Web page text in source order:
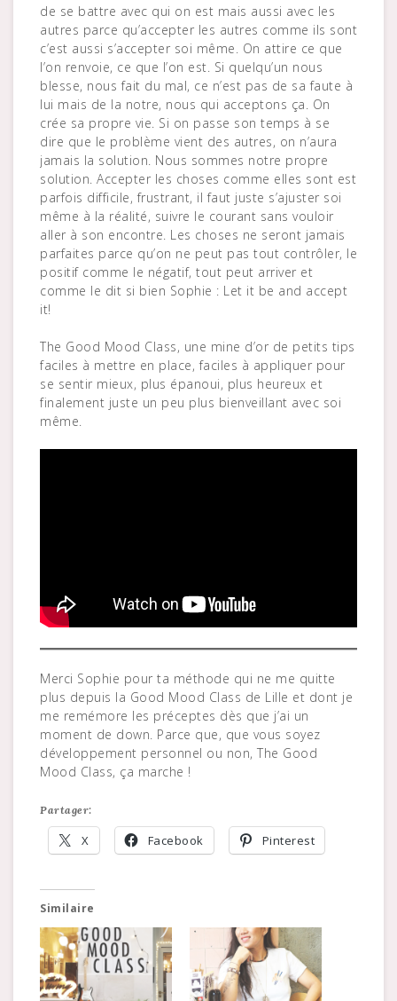
de se battre avec qui on est mais aussi avec les
autres parce qu’accepter les autres comme ils sont
c’est aussi s’accepter soi même. On attire ce que
l’on renvoie, ce que l’on est. Si quelqu’un nous
blesse, nous fait du mal, ce n’est pas de sa faute à
lui mais de la notre, nous qui acceptons ça. On
crée sa propre vie. Si on passe son temps à se
dire que le problème vient des autres, on n’aura
jamais la solution. Nous sommes notre propre
solution. Accepter les choses comme elles sont est
parfois difficile, frustrant, il faut juste s’ajuster soi
même à la réalité, suivre le courant sans vouloir
aller à son encontre. Les choses ne seront jamais
parfaites parce qu’on ne peut pas tout contrôler, le
positif comme le négatif, tout peut arriver et
comme le dit si bien Sophie : Let it be and accept
it!
The Good Mood Class, une mine d’or de petits tips
faciles à mettre en place, faciles à appliquer pour
se sentir mieux, plus épanoui, plus heureux et
finalement juste un peu plus bienveillant avec soi
même.
Merci Sophie pour ta méthode qui ne me quitte
plus depuis la Good Mood Class de Lille et dont je
me remémore les préceptes dès que j’ai un
moment de down. Parce que, que vous soyez
développement personnel ou non, The Good
Mood Class, ça marche !
Partager:
X Facebook Pinterest
Similaire